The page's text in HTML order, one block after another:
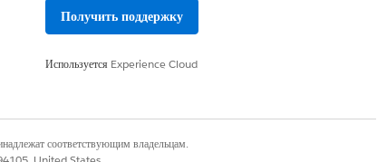
Получить поддержку
Используется Experience Cloud
соответствующим владельцам.